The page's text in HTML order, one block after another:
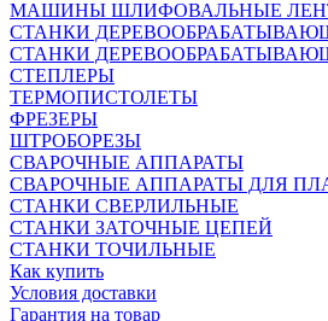
МАШИНЫ ШЛИФОВАЛЬНЫЕ
СТАНКИ
СТАНКИ
СТЕПЛЕРЫ
ТЕРМОПИСТОЛЕТЫ
ФРЕЗЕРЫ
ШТРОБОРЕЗЫ
СВАРОЧНЫЕ АППАРАТЫ
СВАРОЧНЫЕ АППАРАТЫ ДЛЯ
СТАНКИ СВЕРЛИЛЬНЫЕ
СТАНКИ ЗАТОЧНЫЕ ЦЕПЕЙ
СТАНКИ ТОЧИЛЬНЫЕ
Как купить
Условия доставки
Гарантия на товар